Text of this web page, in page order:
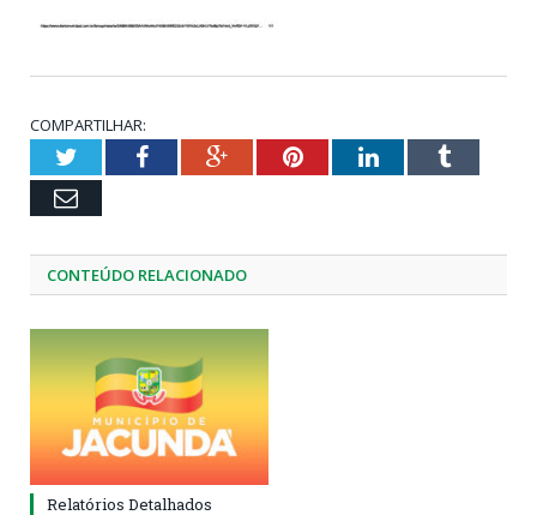
COMPARTILHAR:
TwitterFacebookGoogle+PinterestLinkedInTumblr
Email
CONTEÚDO RELACIONADO
Relatórios Detalhados